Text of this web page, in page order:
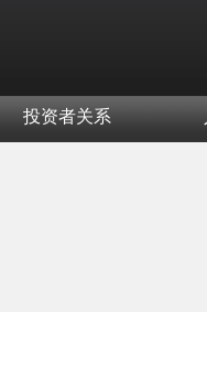
投资者关系